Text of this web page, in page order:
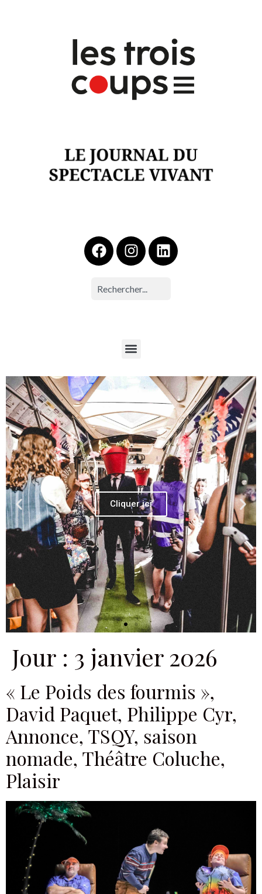
Cliquer ici
Jour : 3 janvier 2026
« Le Poids des fourmis »,
David Paquet, Philippe Cyr,
Annonce, TSQY, saison
nomade, Théâtre Coluche,
Plaisir